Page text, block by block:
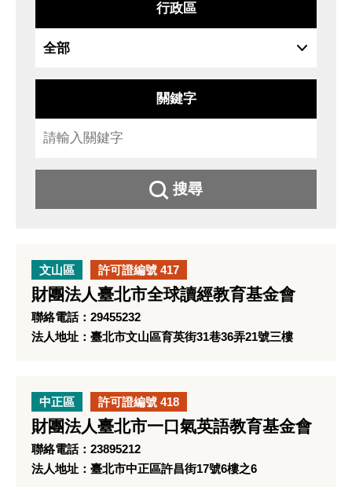
行政區
關鍵字
搜尋
文山區 許可證編號 417
財團法人臺北市全球讀經教育基金會
聯絡電話：29455232
法人地址：臺北市文山區育英街31巷36弄21號三樓
中正區 許可證編號 418
財團法人臺北市一口氣英語教育基金會
聯絡電話：23895212
法人地址：臺北市中正區許昌街17號6樓之6